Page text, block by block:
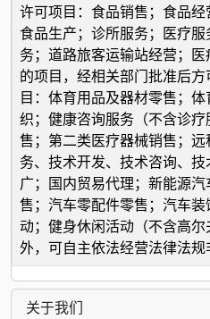
许可项目：食品销售；食品
食品生产；诊所服务；医疗
务；道路旅客运输站经营；
的项目，经相关部门批准后
目：体育用品及器材零售；
织；健康咨询服务（不含诊
售；第二类医疗器械销售；
务、技术开发、技术咨询、
广；国内贸易代理；新能源
售；汽车零配件零售；汽车
动；健身休闲活动（不含高
外，可自主依法经营法律法规
关于我们